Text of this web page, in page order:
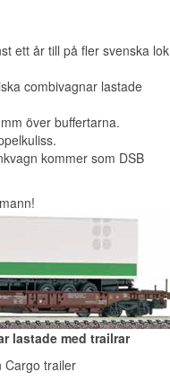
ett år till på fler svenska lok
combivagnar lastade
över buffertarna.
kommer som DSB
lastade med trailrar
Cargo trailer